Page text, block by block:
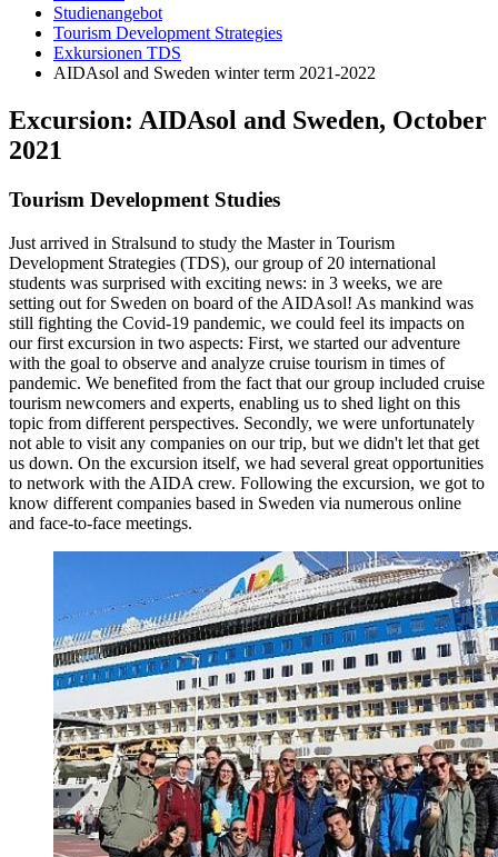
Studienangebot
Tourism Development Strategies
Exkursionen TDS
AIDAsol and Sweden winter term 2021-2022
Ex­cur­si­on: AI­DA­sol and Swe­den, Oc­to­ber
2021
Tou­rism De­ve­lop­ment Stu­dies
Just arrived in Stralsund to study the Master in Tourism
Development Strategies (TDS), our group of 20 international
students was surprised with exciting news: in 3 weeks, we are
setting out for Sweden on board of the AIDAsol! As mankind was
still fighting the Covid-19 pandemic, we could feel its impacts on
our first excursion in two aspects: First, we started our adventure
with the goal to observe and analyze cruise tourism in times of
pandemic. We benefited from the fact that our group included cruise
tourism newcomers and experts, enabling us to shed light on this
topic from different perspectives. Secondly, we were unfortunately
not able to visit any companies on our trip, but we didn't let that get
us down. On the excursion itself, we had several great opportunities
to network with the AIDA crew. Following the excursion, we got to
know different companies based in Sweden via numerous online
and face-to-face meetings.